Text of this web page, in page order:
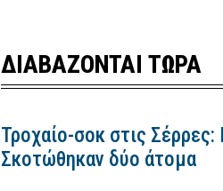
ΔΙΑΒΑΖΟΝΤΑΙ ΤΩΡΑ
Τροχαίο-σοκ στις
Σκοτώθηκαν δύο άτομα